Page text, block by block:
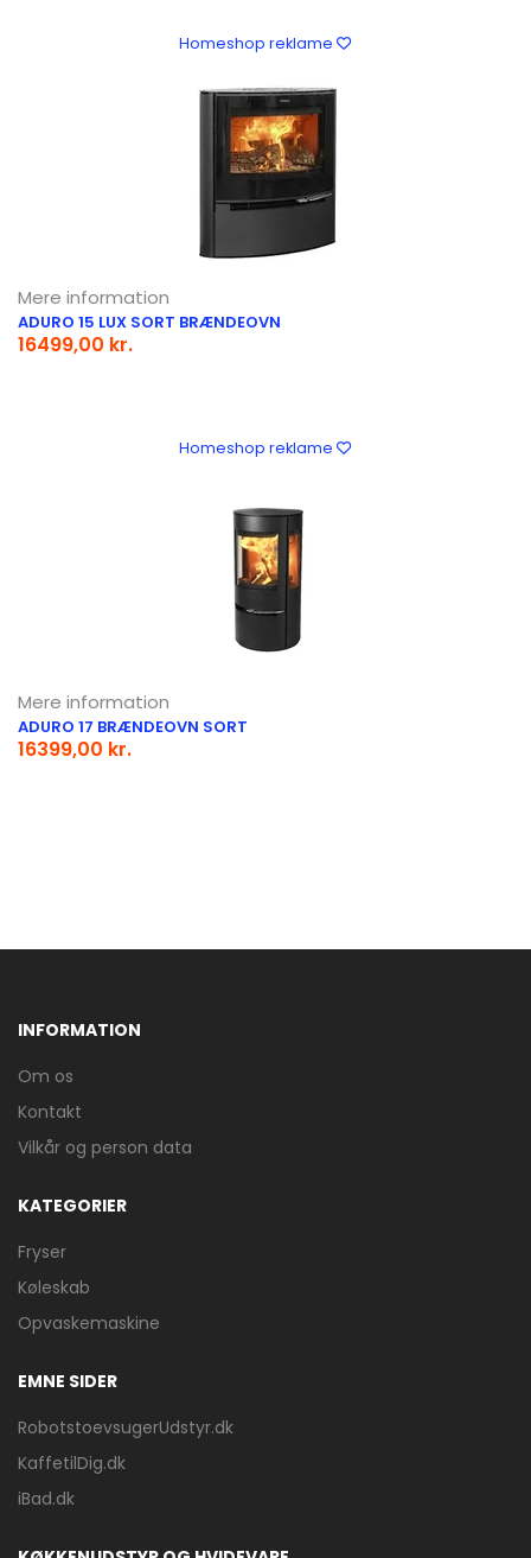
Homeshop reklame
Mere information
ADURO 15 LUX SORT BRÆNDEOVN
16499,00 kr.
Homeshop reklame
Mere information
ADURO 17 BRÆNDEOVN SORT
16399,00 kr.
INFORMATION
Om os
Kontakt
Vilkår og person data
KATEGORIER
Fryser
Køleskab
Opvaskemaskine
EMNE SIDER
RobotstoevsugerUdstyr.dk
KaffetilDig.dk
iBad.dk